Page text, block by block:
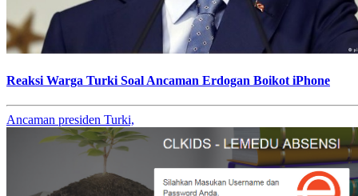
Reaksi Warga Turki Soal Ancaman Erdogan Boikot iPhone
Ancaman presiden Turki,